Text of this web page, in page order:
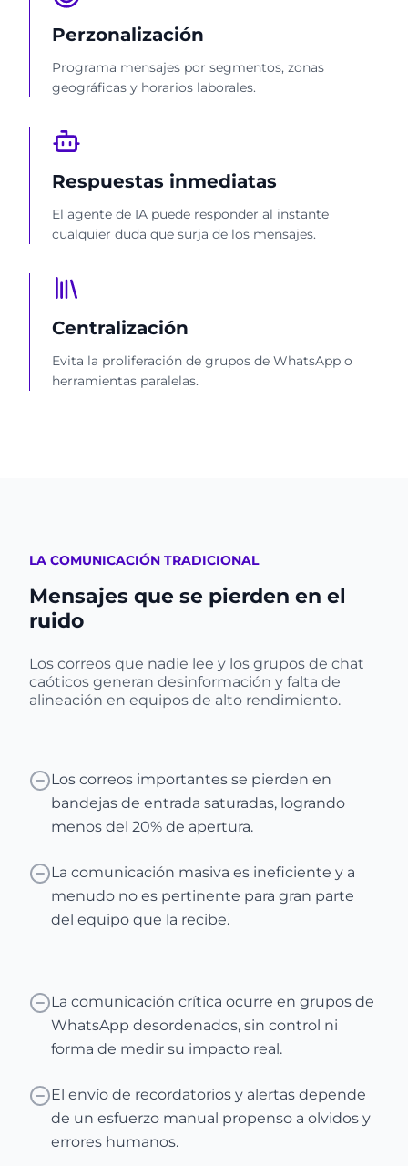
Perzonalización
Programa mensajes por segmentos, zonas
geográficas y horarios laborales.
Respuestas inmediatas
El agente de IA puede responder al instante
cualquier duda que surja de los mensajes.
Centralización
Evita la proliferación de grupos de WhatsApp o
herramientas paralelas.
LA COMUNICACIÓN TRADICIONAL
Mensajes que se pierden en el
ruido
Los correos que nadie lee y los grupos de chat
caóticos generan desinformación y falta de
alineación en equipos de alto rendimiento.
Los correos importantes se pierden en
bandejas de entrada saturadas, logrando
menos del 20% de apertura.
La comunicación masiva es ineficiente y a
menudo no es pertinente para gran parte
del equipo que la recibe.
La comunicación crítica ocurre en grupos de
WhatsApp desordenados, sin control ni
forma de medir su impacto real.
El envío de recordatorios y alertas depende
de un esfuerzo manual propenso a olvidos y
errores humanos.